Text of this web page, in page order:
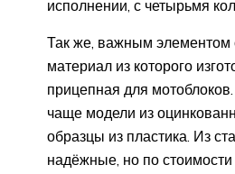
исполнении, с четырьмя
Так же, важным элементом
материал из которого
прицепная для
чаще модели из
образцы из пластика. Из
надёжные, но по